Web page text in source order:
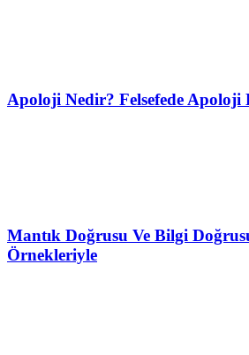
Apoloji Nedir? Felsefede Apoloji
Mantık Doğrusu Ve Bilgi
Örnekleriyle